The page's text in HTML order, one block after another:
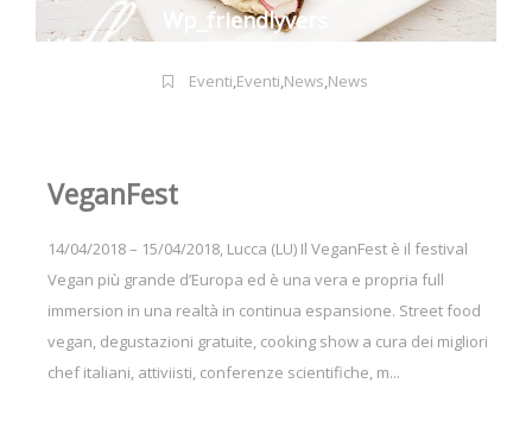
Wp_friendlyvers
Eventi,Eventi,News,News
VeganFest
14/04/2018 – 15/04/2018, Lucca (LU) Il VeganFest è il festival
Vegan più grande d’Europa ed è una vera e propria full
immersion in una realtà in continua espansione. Street food
vegan, degustazioni gratuite, cooking show a cura dei migliori
chef italiani, attiviisti, conferenze scientifiche, m...